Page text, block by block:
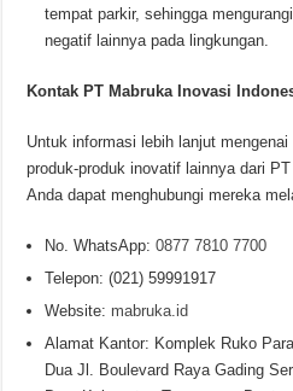
tempat parkir, sehingga
negatif lainnya pada lingkungan.
Kontak PT Mabruka Inovasi
Untuk informasi lebih lanjut
produk-produk inovatif lainnya dari
Anda dapat menghubungi mereka
No. WhatsApp:0877 7810 7700
Telepon: (021) 59991917
Website: mabruka.id
Alamat Kantor: Komplek Ruko
Dua Jl. Boulevard Raya Gading